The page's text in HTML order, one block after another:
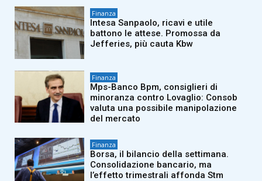
Finanza
Intesa Sanpaolo, ricavi e utile
battono le attese. Promossa da
Jefferies, più cauta Kbw
Finanza
Mps-Banco Bpm, consiglieri di
minoranza contro Lovaglio: Consob
valuta una possibile manipolazione
del mercato
Finanza
Borsa, il bilancio della settimana.
Consolidazione bancario, ma
l’effetto trimestrali affonda Stm